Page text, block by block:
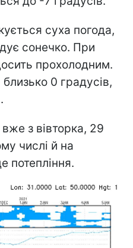
суха погода,
сонечко. При
прохолодним.
0 градусів,
з вівторка, 29
числі й на
потепління.